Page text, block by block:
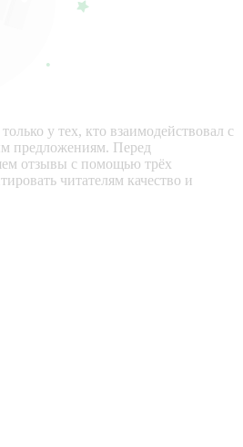
у тех, кто взаимодействовал с
предложениям. Перед
отзывы с помощью трёх
читателям качество и